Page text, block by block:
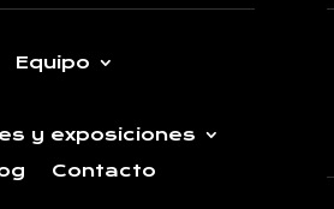
Equipo
y exposiciones
Contacto